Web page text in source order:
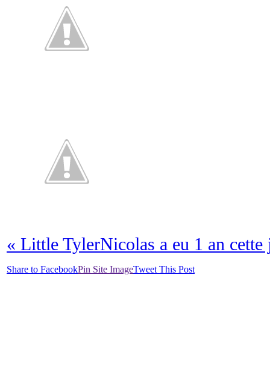
« Little TylerNicolas a eu 1 an
Share to FacebookPin Site ImageTweet This Post